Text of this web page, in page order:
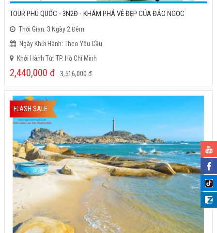
TOUR PHÚ QUỐC - 3N2Đ - KHÁM PHÁ VẺ ĐẸP CỦA ĐẢO NGỌC
Thời Gian: 3 Ngày 2 Đêm
Ngày Khởi Hành: Theo Yêu Cầu
Khởi Hành Từ: TP. Hồ Chí Minh
2,440,000 đ 3,516,000đ
FLASH SALE